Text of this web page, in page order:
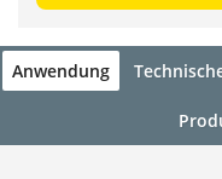
Anwendung